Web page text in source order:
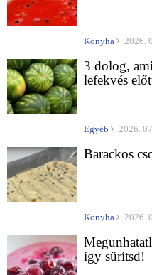
Konyha 2026.
3 dolog,
lefekvés
Egyéb 2026.
Barackos
Konyha 2026.
így sűrítsd!